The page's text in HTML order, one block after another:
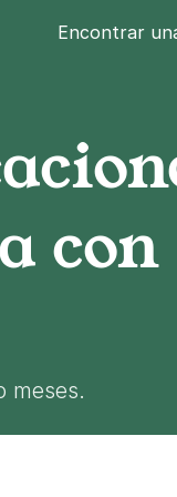
Encontrar
con
meses.